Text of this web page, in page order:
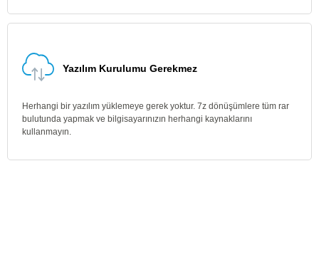
Yazılım Kurulumu Gerekmez
Herhangi bir yazılım yüklemeye gerek yoktur. 7z dönüşümlere tüm rar
bulutunda yapmak ve bilgisayarınızın herhangi kaynaklarını
kullanmayın.